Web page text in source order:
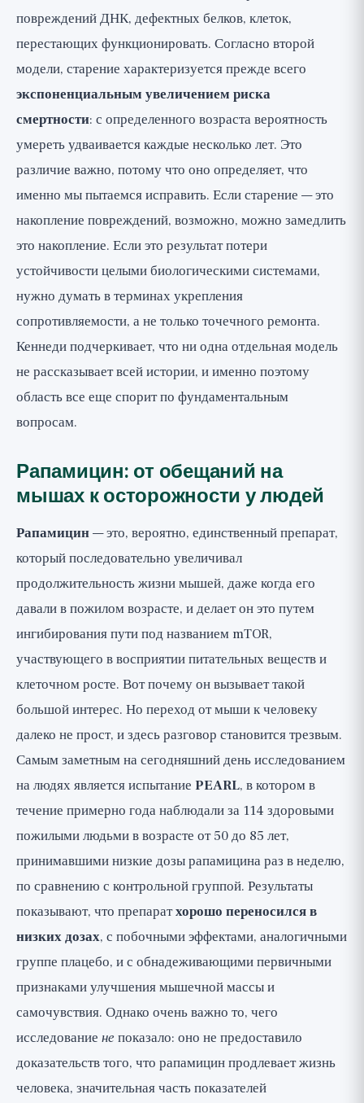
повреждений ДНК, дефектных белков, клеток,
перестающих функционировать. Согласно второй
модели, старение характеризуется прежде всего
экспоненциальным увеличением риска
смертности: с определенного возраста вероятность
умереть удваивается каждые несколько лет. Это
различие важно, потому что оно определяет, что
именно мы пытаемся исправить. Если старение — это
накопление повреждений, возможно, можно замедлить
это накопление. Если это результат потери
устойчивости целыми биологическими системами,
нужно думать в терминах укрепления
сопротивляемости, а не только точечного ремонта.
Кеннеди подчеркивает, что ни одна отдельная модель
не рассказывает всей истории, и именно поэтому
область все еще спорит по фундаментальным
вопросам.
Рапамицин: от обещаний на
мышах к осторожности у людей
Рапамицин— это, вероятно, единственный препарат,
который последовательно увеличивал
продолжительность жизни мышей, даже когда его
давали в пожилом возрасте, и делает он это путем
ингибирования пути под названием mTOR,
участвующего в восприятии питательных веществ и
клеточном росте. Вот почему он вызывает такой
большой интерес. Но переход от мыши к человеку
далеко не прост, и здесь разговор становится трезвым.
Самым заметным на сегодняшний день исследованием
на людях является испытание PEARL, в котором в
течение примерно года наблюдали за 114 здоровыми
пожилыми людьми в возрасте от 50 до 85 лет,
принимавшими низкие дозы рапамицина раз в неделю,
по сравнению с контрольной группой. Результаты
показывают, что препаратхорошо переносился в
низких дозах, с побочными эффектами, аналогичными
группе плацебо, и с обнадеживающими первичными
признаками улучшения мышечной массы и
самочувствия. Однако очень важно то, чего
исследование не показало: оно не предоставило
доказательств того, что рапамицин продлевает жизнь
человека, значительная часть показателей